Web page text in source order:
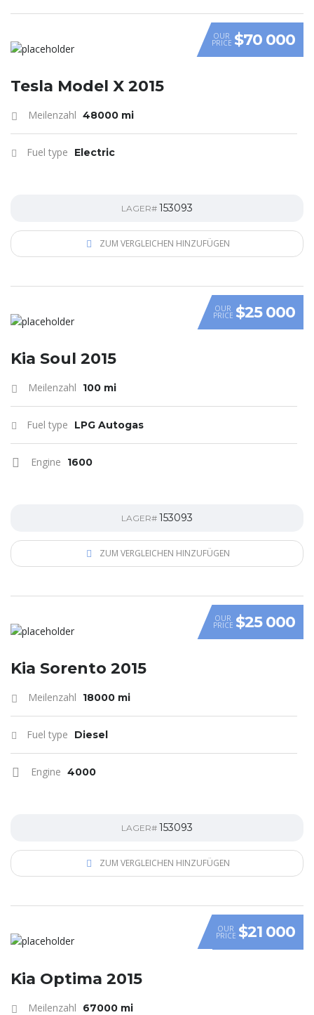
OUR
PRICE $70 000
Tesla Model X 2015
Meilenzahl 48000 mi
Fuel type Electric
LAGER# 153093
ZUM VERGLEICHEN HINZUFÜGEN
VIDEO
OUR
PRICE $25 000
Kia Soul 2015
Meilenzahl 100 mi
Fuel type LPG Autogas
Engine 1600
LAGER# 153093
ZUM VERGLEICHEN HINZUFÜGEN
OUR
PRICE $25 000
Kia Sorento 2015
Meilenzahl 18000 mi
Fuel type Diesel
Engine 4000
LAGER# 153093
ZUM VERGLEICHEN HINZUFÜGEN
OUR
PRICE $21 000
Kia Optima 2015
Meilenzahl 67000 mi